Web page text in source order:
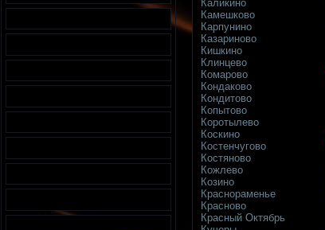
Каликино
Камешково
Карпунино
Казариново
Кишкино
Клинцево
Комарово
Кондаково
Кондитово
Копытово
Коротылево
Коскино
Костенчугово
Костяново
Кожлево
Козино
Краснораменье
Красново
Красный Октябрь